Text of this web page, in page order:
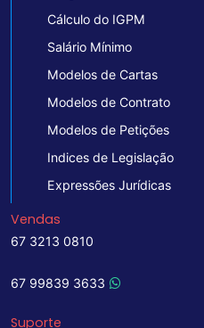
Cálculo do IGPM
Salário Mínimo
Modelos de Cartas
Modelos de Contrato
Modelos de Petições
Indices de Legislação
Expressões Jurídicas
Vendas
67 3213 0810
67 99839 3633
Suporte